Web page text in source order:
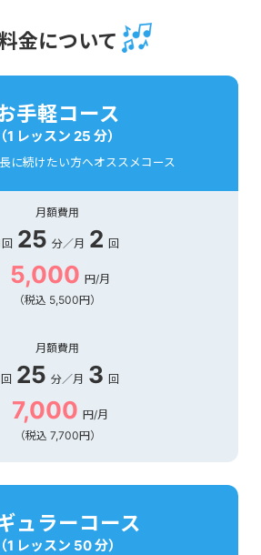
金について
手軽コース
（1 レッスン 25 分）
に続けたい方へオススメコース
月額費用
25 分／月 2 回
5,000 円/月
（税込 5,500円）
月額費用
25 分／月 3 回
7,000 円/月
（税込 7,700円）
ュラーコース
（1 レッスン 50 分）